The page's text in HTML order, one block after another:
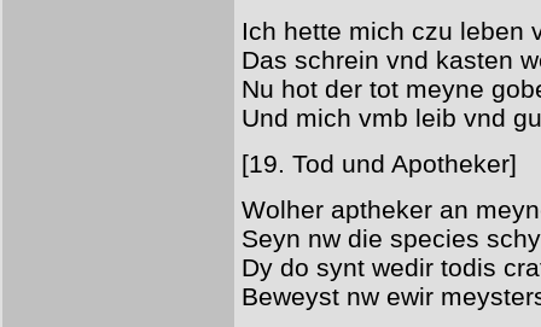
Ich hette mich czu leben
Das schrein vnd kasten
Nu hot der tot meyne
Und mich vmb leib vnd
[19. Tod und Apotheker]
Wolher aptheker an
Seyn nw die species
Dy do synt wedir todis
Beweyst nw ewir